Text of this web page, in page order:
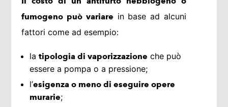
fumogeno può variare in base ad alcuni
fattori come ad esempio:
latipologia di vaporizzazione che può
essere a pompa o a pressione;
l’esigenza o meno di eseguire opere
murarie;